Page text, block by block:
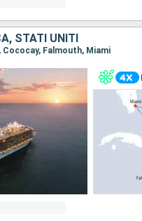
STATI UNITI
Cococay, Falmouth, Miami